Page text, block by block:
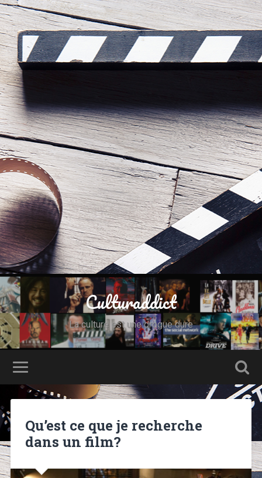
Culturaddict
La culture est une drogue dure
Qu’est ce que je recherche
dans un film?